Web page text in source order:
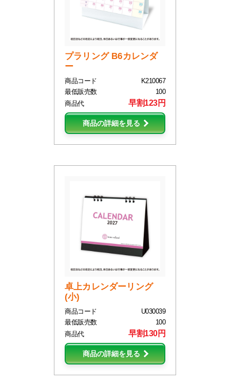
プラリング B6カレンダ
ー
商品コード
K210067
最低販売数
100
商品代
早割123円
商品の詳細を見る
卓上カレンダーリング
(小)
商品コード
U030039
最低販売数
100
商品代
早割130円
商品の詳細を見る